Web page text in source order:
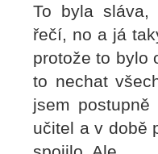
To byla sláva,
řečí, no a já
protože to bylo
to nechat
jsem
učitel a v době